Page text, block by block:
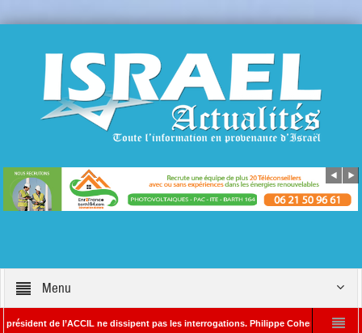
Menu
de l’ACCIL ne dissipent pas les interrogations. Philippe Cohen annonce se